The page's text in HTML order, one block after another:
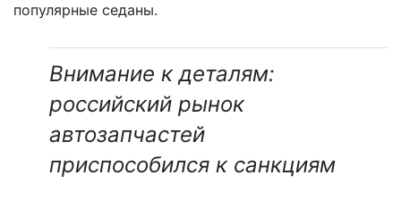
популярные седаны.
Внимание к деталям:
российский рынок
автозапчастей
приспособился к санкциям